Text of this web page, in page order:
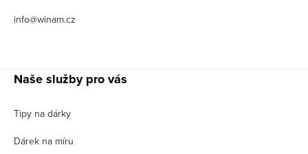
info@winam.cz
Naše služby pro vás
Tipy na dárky
Dárek na míru